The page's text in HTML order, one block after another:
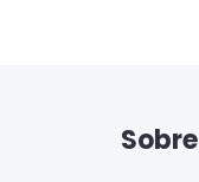
Sobre